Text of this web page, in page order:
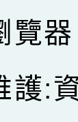
覽
護: